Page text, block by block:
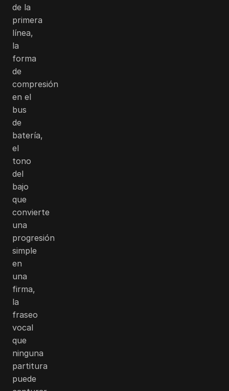
de la
primera
línea,
la
forma
de
compresión
en el
bus
de
batería,
el
tono
del
bajo
que
convierte
una
progresión
simple
en
una
firma,
la
fraseo
vocal
que
ninguna
partitura
puede